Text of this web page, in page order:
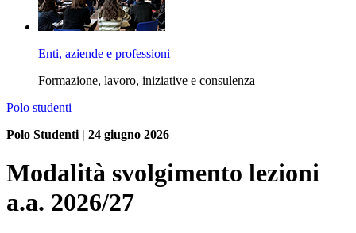
Enti, aziende e professioni
Formazione, lavoro, iniziative e consulenza
Polo studenti
Polo Studenti | 24 giugno 2026
Modalità svolgimento lezioni
a.a. 2026/27